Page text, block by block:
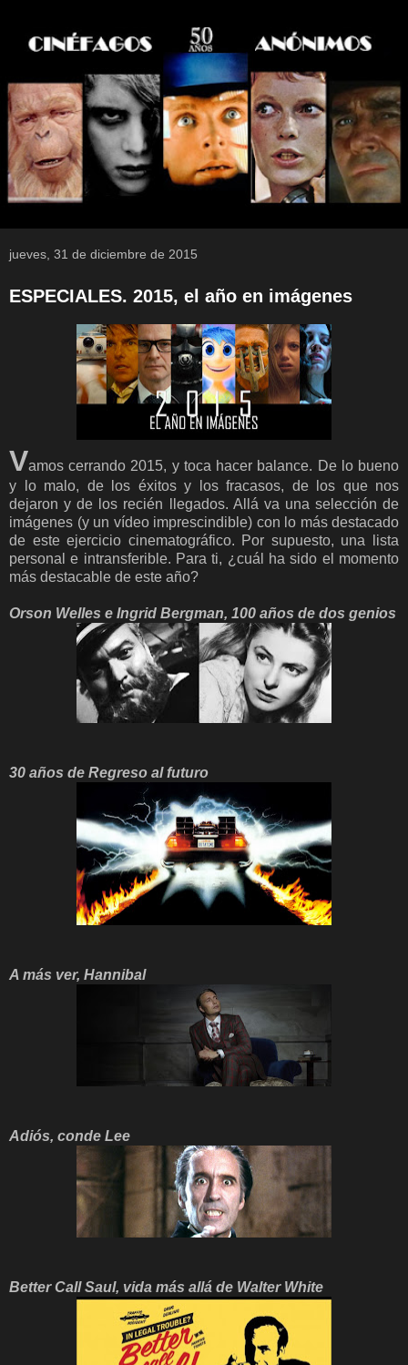
jueves, 31 de diciembre de 2015
ESPECIALES. 2015, el año en imágenes
Vamos cerrando 2015, y toca hacer balance. De lo bueno
y lo malo, de los éxitos y los fracasos, de los que nos
dejaron y de los recién llegados. Allá va una selección de
imágenes (y un vídeo imprescindible) con lo más destacado
de este ejercicio cinematográfico. Por supuesto, una lista
personal e intransferible. Para ti, ¿cuál ha sido el momento
más destacable de este año?
Orson Welles e Ingrid Bergman, 100 años de dos genios
30 años de Regreso al futuro
A más ver, Hannibal
Adiós, conde Lee
Better Call Saul, vida más allá de Walter White